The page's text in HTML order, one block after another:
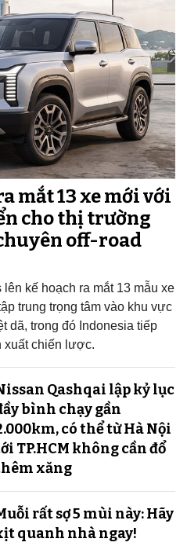
mắt 13 xe mới với
cho thị trường
off-road
kế hoạch ra mắt 13 mẫu xe
trung trọng tâm vào khu vực
dã, trong đó Indonesia tiếp
xuất chiến lược.
Qashqai lập kỷ lục
bình chạy gần
có thể từ Hà Nội
TP.HCM không cần đổ
xăng
rất sợ 5 mùi này: Hãy
quanh nhà ngay!